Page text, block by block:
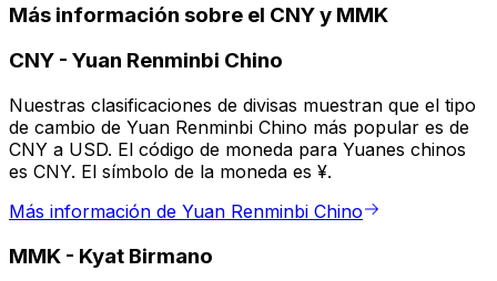
Más información sobre el CNY y MMK
CNY - Yuan Renminbi Chino
Nuestras clasificaciones de divisas muestran que el tipo
de cambio de Yuan Renminbi Chino más popular es de
CNY a USD. El código de moneda para Yuanes chinos
es CNY. El símbolo de la moneda es ¥.
Más información de Yuan Renminbi Chino
MMK - Kyat Birmano